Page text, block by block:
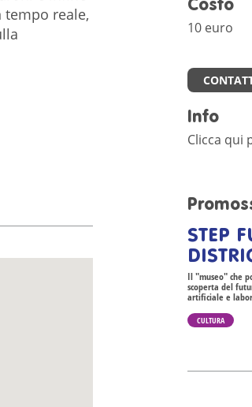
tempo reale,
Costo
10 euro
Info
Clicca qui
STEP
Il "museo" che
scoperta del
artificiale e
CULTURA